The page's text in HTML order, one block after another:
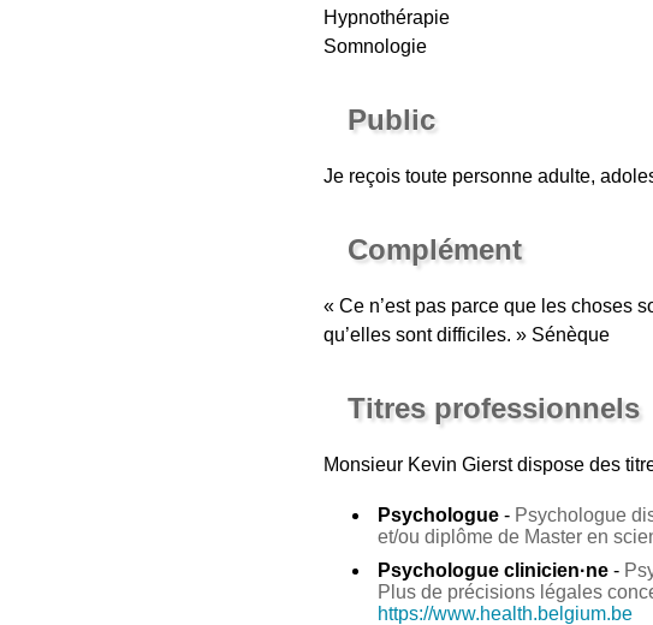
Hypnothérapie
Somnologie
Public
Je reçois toute personne adulte,
Complément
« Ce n’est pas parce que les choses
qu’elles sont difficiles. » Sénèque
Titres professionnels
Monsieur Kevin Gierstdispose des
Psychologue- Psychologue
et/ou diplôme de Master en
Psychologue clinicien·ne-
Plus de précisions légales
https://www.health.belgium.be